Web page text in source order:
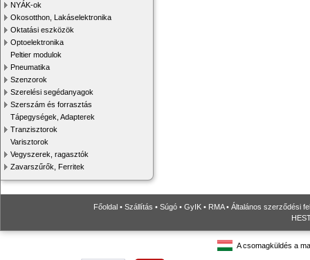
NYÁK-ok
Okosotthon, Lakáselektronika
Oktatási eszközök
Optoelektronika
Peltier modulok
Pneumatika
Szenzorok
Szerelési segédanyagok
Szerszám és forrasztás
Tápegységek, Adapterek
Tranzisztorok
Varisztorok
Vegyszerek, ragasztók
Zavarszűrők, Ferritek
Főoldal • Szállítás • Súgó • GyIK • RMA• Általános szerződési
A csomagküldés a